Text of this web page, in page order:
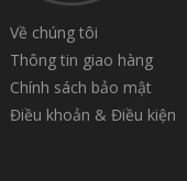
Về chúng tôi
Thông tin giao hàng
Chính sách bảo mật
Điều khoản & Điều kiện